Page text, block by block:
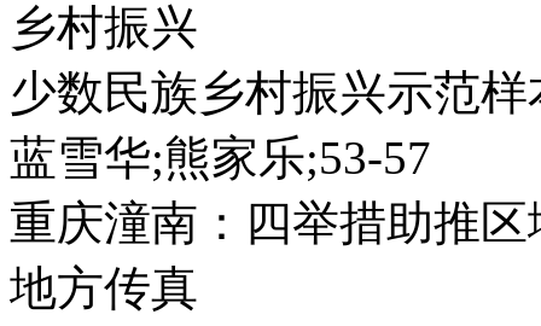
乡村振兴
少数民族乡村振兴示范
蓝雪华;熊家乐;53-57
重庆潼南：四举措助推
地方传真